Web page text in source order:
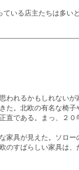
いる店主たちは多いと
われるかもしれないが
た。北欧の有名な椅子
直である。まっ、２０
家具が見えた。ソロー
のすばらしい家具は、